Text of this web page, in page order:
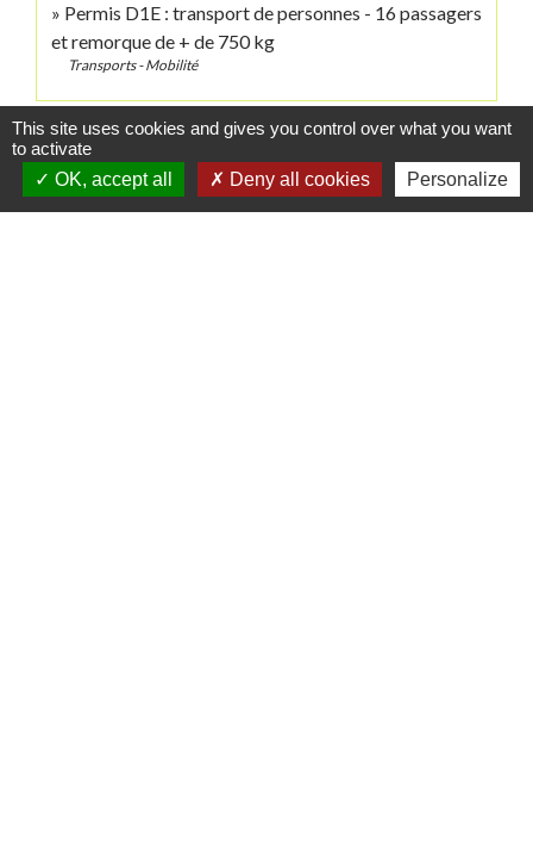
Permis D1E : transport de personnes - 16 passagers
et remorque de + de 750 kg
Transports - Mobilité
Signaler une erreur sur cette page
This site uses cookies and gives you control over what you want
to activate
OK, accept all
Deny all cookies Personalize